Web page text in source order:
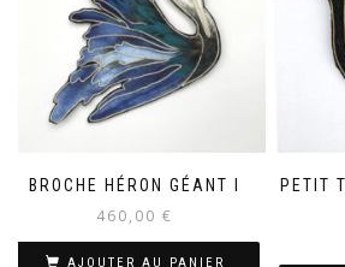
BROCHE HÉRON GÉANT I
460,00 €
AJOUTER AU PANIER
PETIT